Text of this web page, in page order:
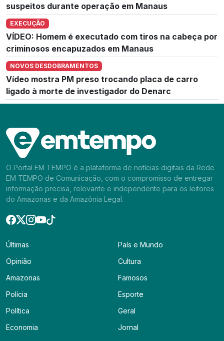
suspeitos durante operação em Manaus
EXECUÇÃO
VÍDEO: Homem é executado com tiros na cabeça por
criminosos encapuzados em Manaus
NOVOS DESDOBRAMENTOS
Vídeo mostra PM preso trocando placa de carro
ligado à morte de investigador do Denarc
O Portal EM TEMPO é a plataforma de notícias digitais da Rede
EM TEMPO de Comunicação, com o compromisso de entregar
informação precisa, relevante e independente para os leitores
do Amazonas e da Amazônia Legal.
Últimas
Opinião
Amazonas
Polícia
Política
Economia
País e Mundo
Cultura
Famosos
Esporte
Geral
Jornal